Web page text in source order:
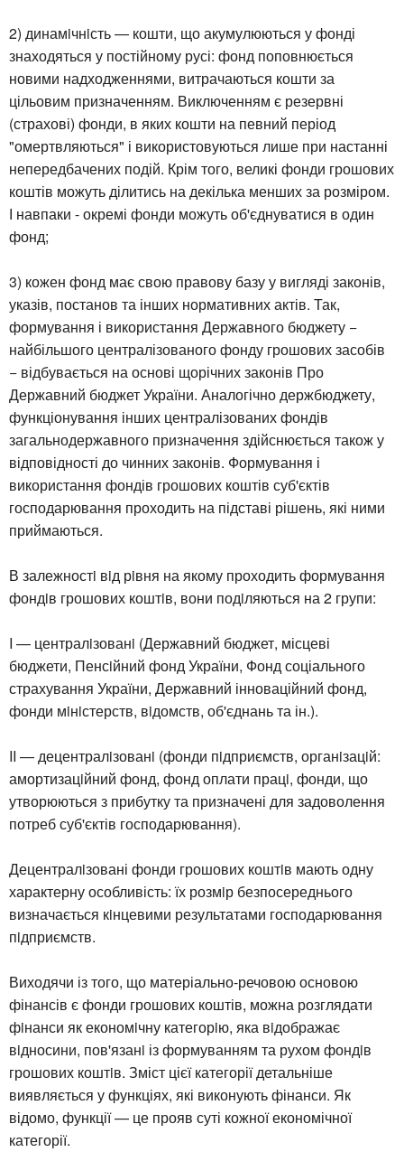
2) динамiчнiсть — кошти, що акумулюються у фонді
знаходяться у постійному русі: фонд поповнюється
новими надходженнями, витрачаються кошти за
цільовим призначенням. Виключенням є резервні
(страхові) фонди, в яких кошти на певний період
"омертвляються" і використовуються лише при настанні
непередбачених подій. Крім того, великі фонди грошових
коштів можуть ділитись на декілька менших за розміром.
І навпаки - окремі фонди можуть об'єднуватися в один
фонд;
3) кожен фонд має свою правову базу у вигляді законів,
указів, постанов та інших нормативних актів. Так,
формування і використання Державного бюджету −
найбільшого централізованого фонду грошових засобів
− відбувається на основі щорічних законів Про
Державний бюджет України. Аналогічно держбюджету,
функціонування інших централізованих фондів
загальнодержавного призначення здійснюється також у
відповідності до чинних законів. Формування і
використання фондів грошових коштів суб'єктів
господарювання проходить на підставі рішень, які ними
приймаються.
В залежностi вiд рiвня на якому проходить формування
фондiв грошових коштiв, вони подiляються на 2 групи:
I — централiзованi (Державний бюджет, місцеві
бюджети, Пенсiйний фонд України, Фонд соціального
страхування України, Державний інноваційний фонд,
фонди мiнiстерств, вiдомств, об'єднань та ін.).
II — децентралiзованi (фонди пiдприємств, органiзацiй:
амортизацiйний фонд, фонд оплати працi, фонди, що
утворюються з прибутку та призначені для задоволення
потреб суб'єктів господарювання).
Децентралiзовані фонди грошових коштiв мають одну
характерну особливість: їх розмiр безпосереднього
визначається кiнцевими результатами господарювання
пiдприємств.
Виходячи із того, що матеріально-речовою основою
фінансів є фонди грошових коштів, можна розглядати
фiнанси як економiчну категорiю, яка вiдображає
вiдносини, пов'язанi із формуванням та рухом фондiв
грошових коштiв. Зміст цієї категорії детальніше
виявляється у функціях, які виконують фінанси. Як
відомо, функції — це прояв суті кожної економічної
категорії.